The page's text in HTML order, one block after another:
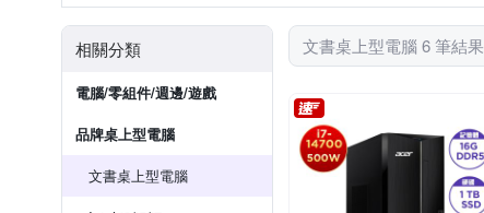
相關分類
電腦/零組件/週邊/遊戲
品牌桌上型電腦
文書桌上型電腦
文書桌上型電腦 6 筆結果